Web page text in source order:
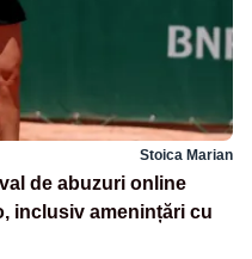
Stoica Marian
de abuzuri online
inclusiv amenințări cu